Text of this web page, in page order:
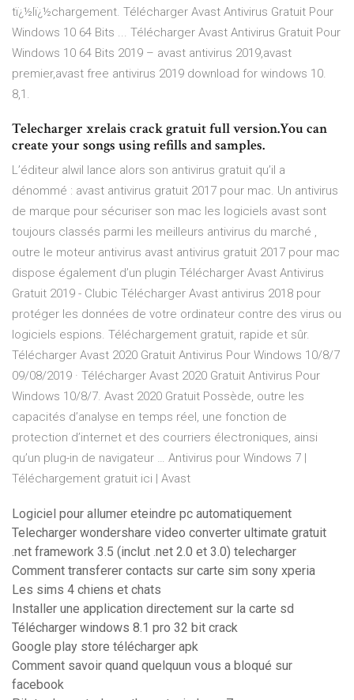
tï¿½lï¿½chargement. Télécharger Avast Antivirus Gratuit Pour
Windows 10 64 Bits ... Télécharger Avast Antivirus Gratuit Pour
Windows 10 64 Bits 2019 – avast antivirus 2019,avast
premier,avast free antivirus 2019 download for windows 10.
8,1.
Telecharger xrelais crack gratuit full version.You can
create your songs using refills and samples.
L’éditeur alwil lance alors son antivirus gratuit qu’il a
dénommé : avast antivirus gratuit 2017 pour mac. Un antivirus
de marque pour sécuriser son mac les logiciels avast sont
toujours classés parmi les meilleurs antivirus du marché ,
outre le moteur antivirus avast antivirus gratuit 2017 pour mac
dispose également d’un plugin Télécharger Avast Antivirus
Gratuit 2019 - Clubic Télécharger Avast antivirus 2018 pour
protéger les données de votre ordinateur contre des virus ou
logiciels espions. Téléchargement gratuit, rapide et sûr.
Télécharger Avast 2020 Gratuit Antivirus Pour Windows 10/8/7
09/08/2019 · Télécharger Avast 2020 Gratuit Antivirus Pour
Windows 10/8/7. Avast 2020 Gratuit Possède, outre les
capacités d’analyse en temps réel, une fonction de
protection d’internet et des courriers électroniques, ainsi
qu’un plug-in de navigateur … Antivirus pour Windows 7 |
Téléchargement gratuit ici | Avast
Logiciel pour allumer eteindre pc automatiquement
Telecharger wondershare video converter ultimate gratuit
.net framework 3.5 (inclut .net 2.0 et 3.0) telecharger
Comment transferer contacts sur carte sim sony xperia
Les sims 4 chiens et chats
Installer une application directement sur la carte sd
Télécharger windows 8.1 pro 32 bit crack
Google play store télécharger apk
Comment savoir quand quelquun vous a bloqué sur
facebook